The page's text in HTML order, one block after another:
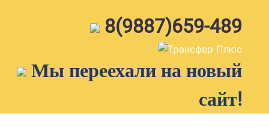
8(9887)659-489
Мы переехали на новый
сайт!